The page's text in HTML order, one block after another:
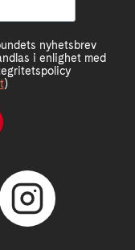
nyhetsbrev
i enlighet med
)